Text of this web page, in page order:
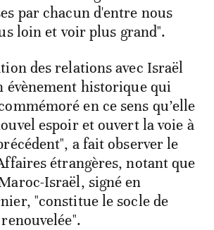
par chacun d'entre nous
loin et voir plus grand".
des relations avec Israël
évènement historique qui
en ce sens qu’elle
espoir et ouvert la voie à
a fait observer le
étrangères, notant que
Israël, signé en
"constitue le socle de